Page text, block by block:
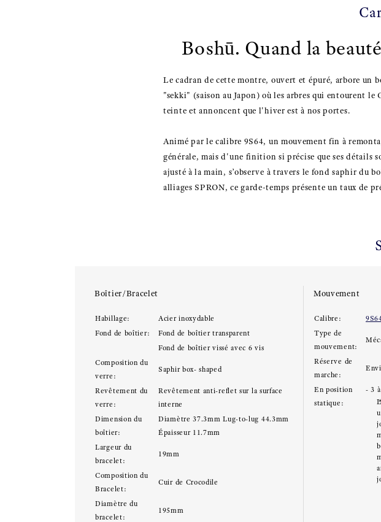
Boshū. Quand la
Le cadran de cette montre, ouvert et épuré, arbore un
"sekki" (saison au Japon) où les arbres qui entourent
teinte et annoncent que l'hiver est à nos portes.
Animé par le calibre 9S64, un mouvement fin à
générale, mais d'une finition si précise que ses détails
ajusté à la main, s’observe à travers le fond saphir du
alliages SPRON, ce garde-temps présente un taux de
Boîtier/Bracelet
Habillage:
Acier inoxydable
Fond de boîtier:
Fond de boîtier transparent
Fond de boîtier vissé avec 6 vis
Composition du
verre:
Saphir box- shaped
Revêtement du
verre:
Revêtement anti-reflet sur la surface
interne
Dimension du
boîtier:
Diamètre 37.3mm Lug-to-lug 44.3mm
Épaisseur 11.7mm
Largeur du
bracelet:
19mm
Composition du
Bracelet:
Cuir de Crocodile
Diamètre du
bracelet:
195mm
Mouvement
Calibre:
Type de
mouvement:
Réserve de
marche:
En position
statique:
- 3